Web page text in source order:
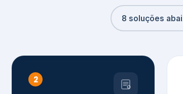
Comunicação e
Relatórios de
Sustentabilidade – GRI / IIRC